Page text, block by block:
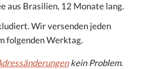
aus Brasilien, 12 Monate lang.
Wir versenden jeden
folgenden Werktag.
kein Problem.